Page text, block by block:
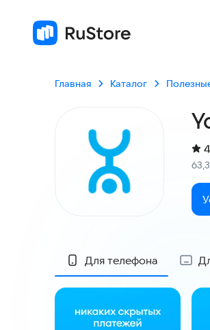
Главная Каталог
Для телефона